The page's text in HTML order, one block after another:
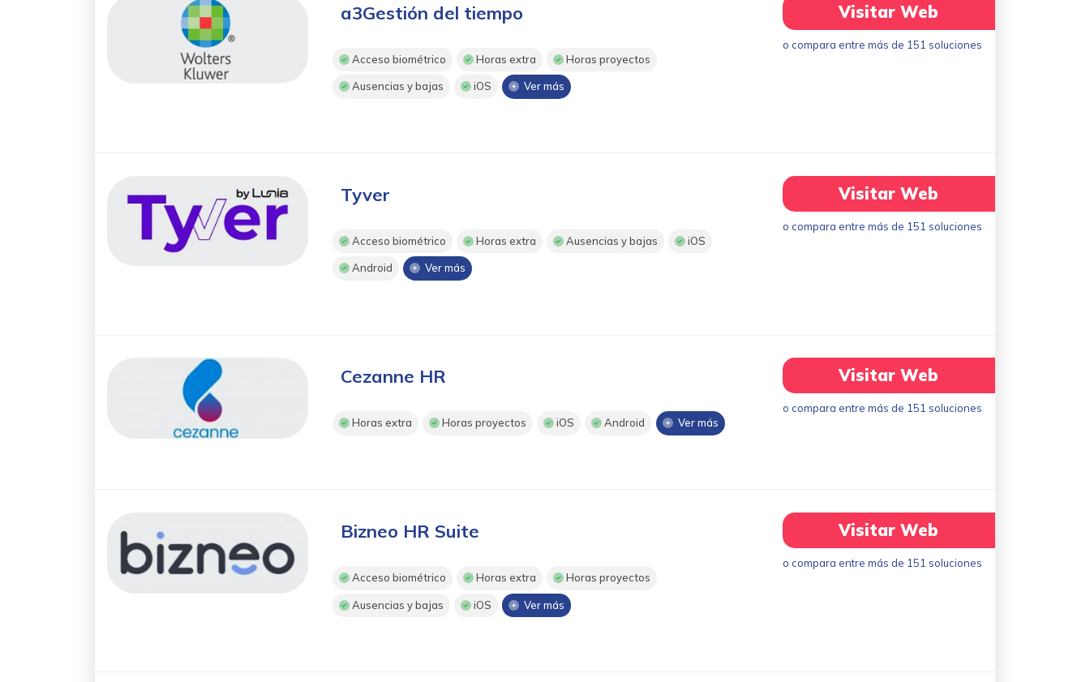
a3Gestión del tiempo
Acceso biométrico Horas extra Horas proyectos
Ausencias y bajas iOS Ver más
Visitar Web
o compara entre más de 151 soluciones
Tyver
Acceso biométrico Horas extra Ausencias y bajas iOS
Android Ver más
Visitar Web
o compara entre más de 151 soluciones
Cezanne HR
Horas extra Horas proyectos iOS Android Ver más
Visitar Web
o compara entre más de 151 soluciones
Bizneo HR Suite
Acceso biométrico Horas extra Horas proyectos
Ausencias y bajas iOS Ver más
Visitar Web
o compara entre más de 151 soluciones